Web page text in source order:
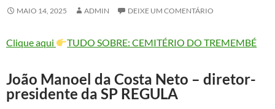
MAIO 14, 2025 ADMIN DEIXE UM COMENTÁRIO
Clique aqui TUDO SOBRE: CEMITÉRIO DO TREMEMBÉ
João Manoel da Costa Neto – diretor-
presidente da SP REGULA